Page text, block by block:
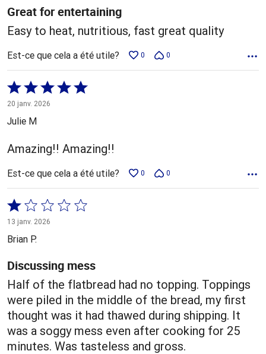
Great for entertaining
Easy to heat, nutritious, fast great quality
Est-ce que cela a été utile? 0 0
Coté
5 sur
5
20 janv. 2026
Julie M
Amazing!! Amazing!!
Est-ce que cela a été utile? 0 0
Coté
1 sur
5
13 janv. 2026
Brian P.
Discussing mess
Half of the flatbread had no topping. Toppings
were piled in the middle of the bread, my first
thought was it had thawed during shipping. It
was a soggy mess even after cooking for 25
minutes. Was tasteless and gross.